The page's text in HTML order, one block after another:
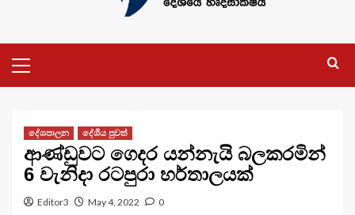
Menu
දේශපාලන දේශීය පුවත්
ආණ්ඩුවට ගෙදර යන්නැයි බලකරමින්
6 වැනිදා රටපුරා හර්තාලයක්
Editor3 May 4, 2022 0